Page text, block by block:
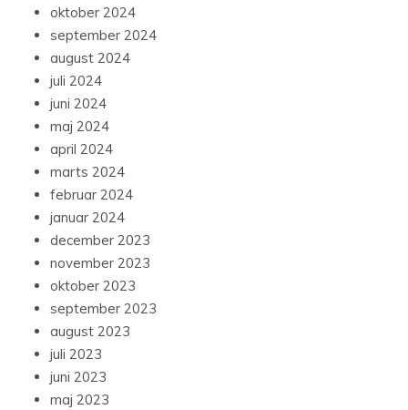
oktober 2024
september 2024
august 2024
juli 2024
juni 2024
maj 2024
april 2024
marts 2024
februar 2024
januar 2024
december 2023
november 2023
oktober 2023
september 2023
august 2023
juli 2023
juni 2023
maj 2023